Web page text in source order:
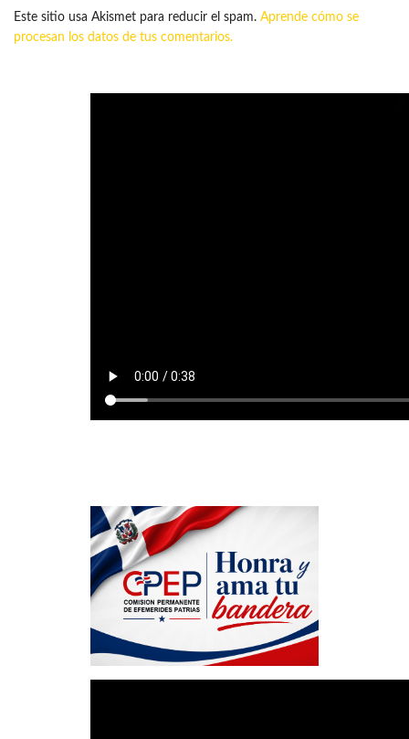
Este sitio usa Akismet para reducir el spam. Aprende cómo se
procesan los datos de tus comentarios.